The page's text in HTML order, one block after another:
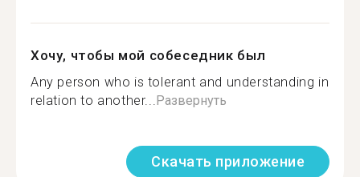
Хочу, чтобы мой собеседник был
Аny person who is tolerant and understanding in
relation to another...Развернуть
Скачать приложение